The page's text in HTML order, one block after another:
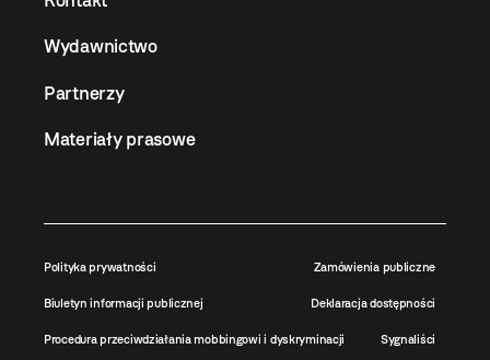
Wydawnictwo
Partnerzy
Materiały prasowe
Polityka prywatności Zamówienia publiczne
Biuletyn informacji publicznej Deklaracja dostępności
Procedura przeciwdziałania mobbingowi i dyskryminacji Sygnaliści